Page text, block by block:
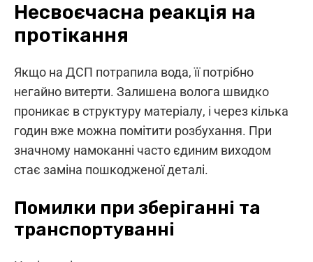
Несвоєчасна реакція на
протікання
Якщо на ДСП потрапила вода, її потрібно
негайно витерти. Залишена волога швидко
проникає в структуру матеріалу, і через кілька
годин вже можна помітити розбухання. При
значному намоканні часто єдиним виходом
стає заміна пошкодженої деталі.
Помилки при зберіганні та
транспортуванні